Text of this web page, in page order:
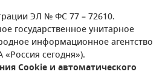
ЭЛ № ФС 77 – 72610.
государственное унитарное
информационное агентство
сегодня»).
Cookie и автоматического